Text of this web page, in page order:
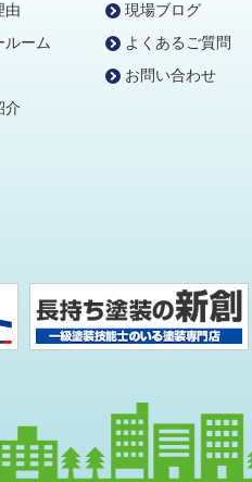
由
ルーム
介
現場ブログ
よくあるご質問
お問い合わせ